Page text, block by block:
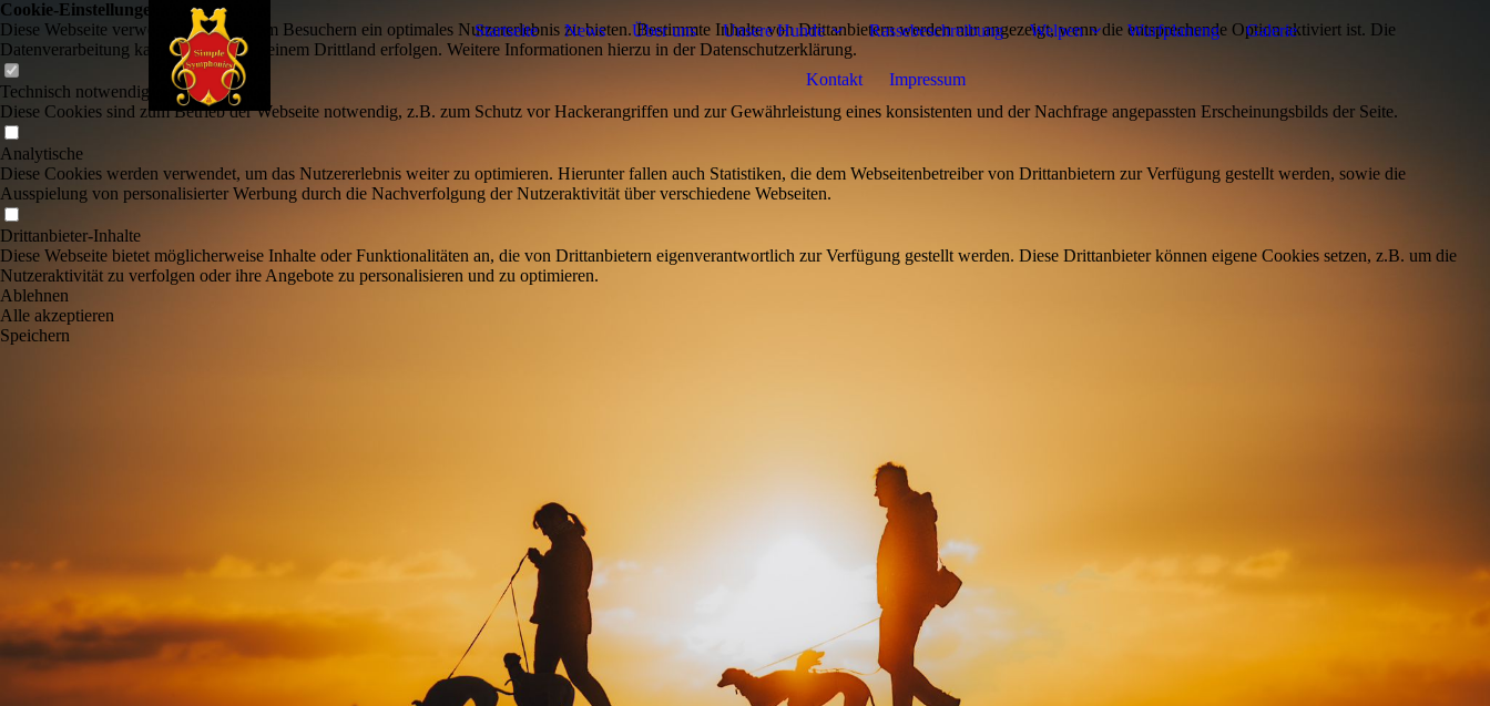
Startseite News Über uns Unsere Hunde Rassebeschreibung Welpen Wurfplanung Galerie
Kontakt Impressum
Cookie-Einstellungen
Diese Webseite verwendet Cookies, um Besuchern ein optimales Nutzererlebnis zu bieten. Bestimmte Inhalte von Drittanbietern werden nur angezeigt, wenn die entsprechende Option aktiviert ist. Die
Datenverarbeitung kann dann auch in einem Drittland erfolgen. Weitere Informationen hierzu in der Datenschutzerklärung.
Technisch notwendige
Diese Cookies sind zum Betrieb der Webseite notwendig, z.B. zum Schutz vor Hackerangriffen und zur Gewährleistung eines konsistenten und der Nachfrage angepassten Erscheinungsbilds der Seite.
Analytische
Diese Cookies werden verwendet, um das Nutzererlebnis weiter zu optimieren. Hierunter fallen auch Statistiken, die dem Webseitenbetreiber von Drittanbietern zur Verfügung gestellt werden, sowie die
Ausspielung von personalisierter Werbung durch die Nachverfolgung der Nutzeraktivität über verschiedene Webseiten.
Drittanbieter-Inhalte
Diese Webseite bietet möglicherweise Inhalte oder Funktionalitäten an, die von Drittanbietern eigenverantwortlich zur Verfügung gestellt werden. Diese Drittanbieter können eigene Cookies setzen, z.B. um die
Nutzeraktivität zu verfolgen oder ihre Angebote zu personalisieren und zu optimieren.
Ablehnen
Alle akzeptieren
Speichern